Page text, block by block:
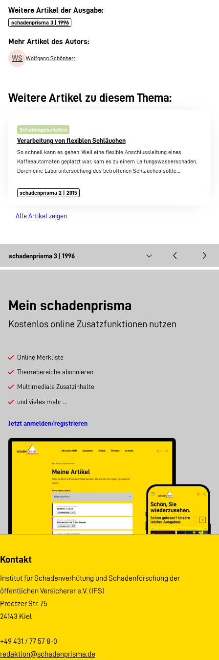
Weitere Artikel der Ausgabe:
schadenprisma 3 | 1996
Mehr Artikel des Autors:
WS Wolfgang Schönherr
Weitere Artikel zu diesem Thema:
Schadengeschehen
Verarbeitung von flexiblen Schläuchen
So schnell kann es gehen: Weil eine flexible Anschlussleitung eines
Kaffeeautomaten geplatzt war, kam es zu einem Leitungswasserschaden.
Durch eine Laboruntersuchung des betroffenen Schlauches sollte…
schadenprisma 2 | 2015
Alle Artikel zeigen
Mein schadenprisma
Kostenlos online Zusatzfunktionen nutzen
Online Merkliste
Themebereiche abonnieren
Multimediale Zusatzinhalte
und vieles mehr …
Jetzt anmelden/registrieren
Kontakt
Institut für Schadenverhütung und Schadenforschung der
öffentlichen Versicherer e.V. (IFS)
Preetzer Str. 75
24143 Kiel
+49 431 / 77 57 8-0
redaktion@schadenprisma.de